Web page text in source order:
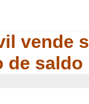
vende
de saldo